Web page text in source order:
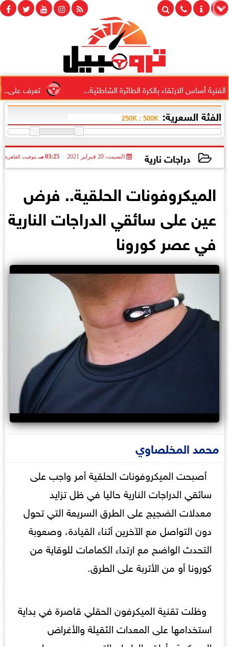
تعرف على.. أحدث الارتقاء بالكرة الطائرة الشاطئية...
الفئة السعرية:
دراجات نارية السبت، 20 فبراير 2021 03:25 مـ بتوقيت القاهرة
الميكروفونات الحلقية.. فرض
عين على سائقي الدراجات النارية
في عصر كورونا
محمد المخلصاوي
أصبحت الميكروفونات الحلقية أمر واجب على
سائقي الدراجات النارية حاليا في ظل تزايد
معدلات الضجيج على الطرق السريعة التي تحول
دون التواصل مع الآخرين أثناء القيادة، وصعوبة
التحدث الواضح مع ارتداء الكمامات للوقاية من
كورونا أو من الأتربة على الطرق.
وظلت تقنية الميكرفون الحقلي قاصرة في بداية
استخدامها على المعدات الثقيلة والأغراض